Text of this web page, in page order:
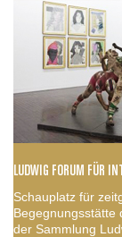
LUDWIG FORUM FÜR
Schauplatz für
Begegnungsstätte
der Sammlung